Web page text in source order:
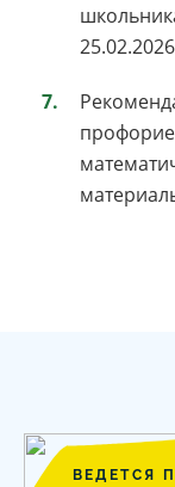
25.02.2026
ВЕДЕТСЯ